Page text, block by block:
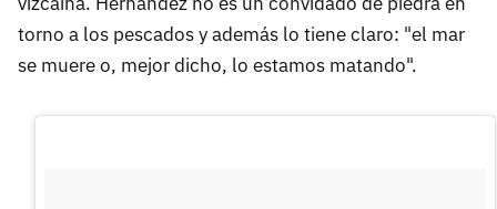
torno a los pescados y además lo tiene claro: "el mar
se muere o, mejor dicho, lo estamos matando".